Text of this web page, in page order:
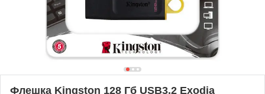
Флешка Kingston 128 Гб USB3.2 Exodia